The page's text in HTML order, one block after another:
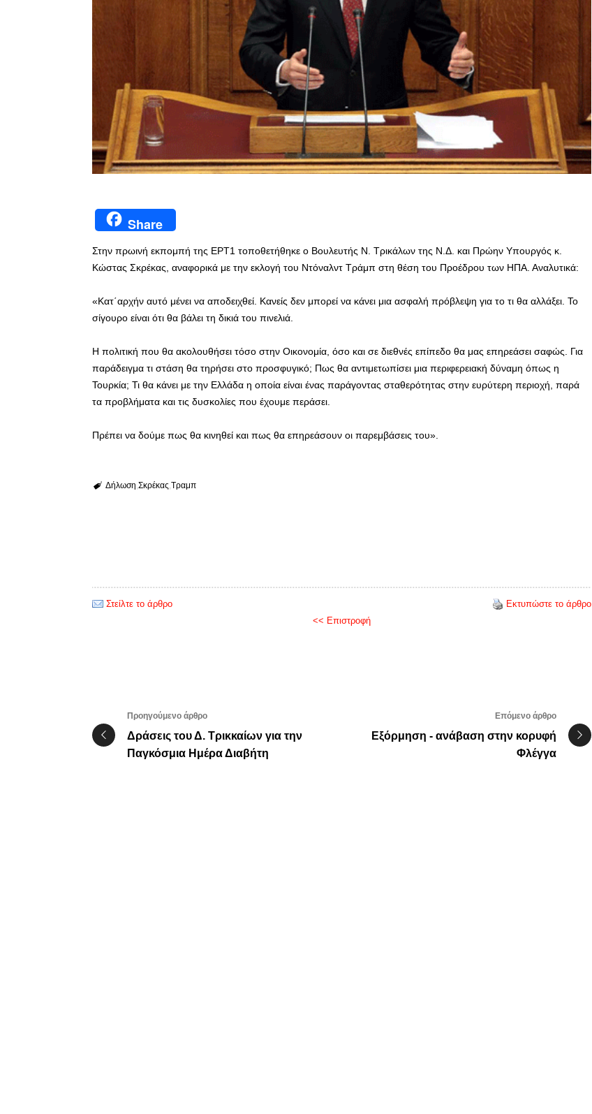
Share
Στην πρωινή εκπομπή της ΕΡΤ1 τοποθετήθηκε ο Βουλευτής Ν. Τρικάλων της Ν.Δ. και Πρώην Υπουργός κ.
Κώστας Σκρέκας, αναφορικά με την εκλογή του Ντόναλντ Τράμπ στη θέση του Προέδρου των ΗΠΑ. Αναλυτικά:
«Κατ΄αρχήν αυτό μένει να αποδειχθεί. Κανείς δεν μπορεί να κάνει μια ασφαλή πρόβλεψη για το τι θα αλλάξει. Το
σίγουρο είναι ότι θα βάλει τη δικιά του πινελιά.
Η πολιτική που θα ακολουθήσει τόσο στην Οικονομία, όσο και σε διεθνές επίπεδο θα μας επηρεάσει σαφώς. Για
παράδειγμα τι στάση θα τηρήσει στο προσφυγικό; Πως θα αντιμετωπίσει μια περιφερειακή δύναμη όπως η
Τουρκία; Τι θα κάνει με την Ελλάδα η οποία είναι ένας παράγοντας σταθερότητας στην ευρύτερη περιοχή, παρά
τα προβλήματα και τις δυσκολίες που έχουμε περάσει.
Πρέπει να δούμε πως θα κινηθεί και πως θα επηρεάσουν οι παρεμβάσεις του».
Δήλωση Σκρέκας Τραμπ
Στείλτε το άρθρο
Εκτυπώστε το άρθρο
<< Επιστροφή
Προηγούμενο άρθρο
Δράσεις του Δ. Τρικκαίων για την
Παγκόσμια Ημέρα Διαβήτη
Επόμενο άρθρο
Εξόρμηση - ανάβαση στην κορυφή
Φλέγγα